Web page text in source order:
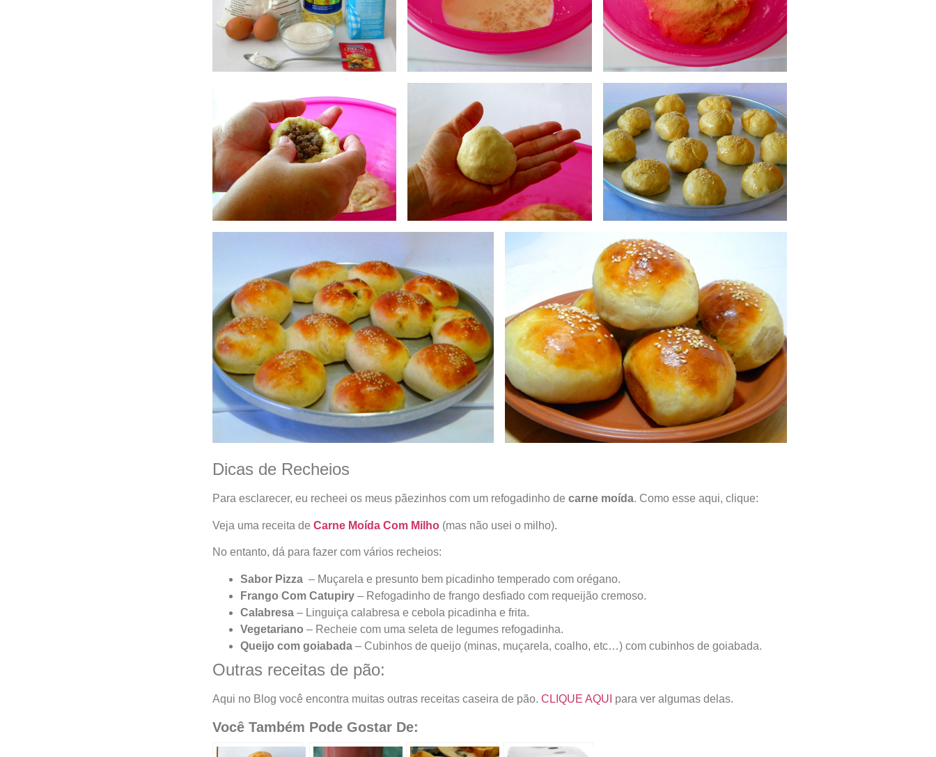
Dicas de Recheios
Para esclarecer, eu recheei os meus pãezinhos com um refogadinho de carne moída. Como esse aqui, clique:
Veja uma receita de Carne Moída Com Milho (mas não usei o milho).
No entanto, dá para fazer com vários recheios:
Sabor Pizza– Muçarela e presunto bem picadinho temperado com orégano.
Frango Com Catupiry– Refogadinho de frango desfiado com requeijão cremoso.
Calabresa– Linguiça calabresa e cebola picadinha e frita.
Vegetariano – Recheie com uma seleta de legumes refogadinha.
Queijo com goiabada– Cubinhos de queijo (minas, muçarela, coalho, etc…) com cubinhos de goiabada.
Outras receitas de pão:
Aqui no Blog você encontra muitas outras receitas caseira de pão. CLIQUE AQUI para ver algumas delas.
Você Também Pode Gostar De: